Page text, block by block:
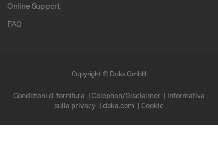
Online Support
FAQ
Copyright © Doka GmbH
Condizioni di fornitura Colophon/Disclaimer
Informativa
sulla privacy
doka.com Cookie